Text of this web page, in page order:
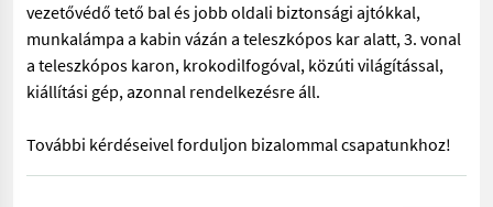
vezetővédő tető bal és jobb oldali biztonsági ajtókkal,
munkalámpa a kabin vázán a teleszkópos kar alatt, 3. vonal
a teleszkópos karon, krokodilfogóval, közúti világítással,
kiállítási gép, azonnal rendelkezésre áll.
További kérdéseivel forduljon bizalommal csapatunkhoz!
Giant G 1200 teleszkópos gép Kubota 25 PS-os motorral,